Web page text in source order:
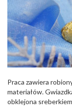
Praca zawiera
materiałów.
obklejona